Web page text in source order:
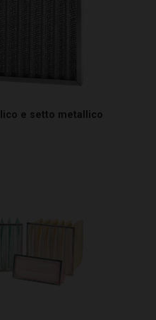
e setto metallico